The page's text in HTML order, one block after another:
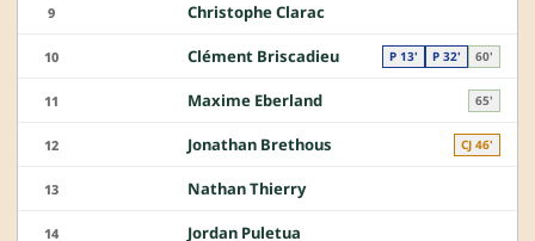
9 Christophe Clarac
10 Clément Briscadieu P 13' P 32' 60'
11 Maxime Eberland 65'
12 Jonathan Brethous CJ 46'
13 Nathan Thierry
14 Jordan Puletua